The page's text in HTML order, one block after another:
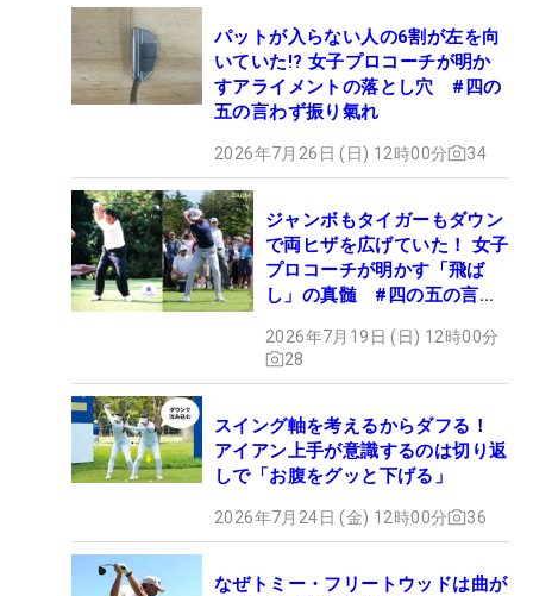
パットが入らない人の6割が左を向
いていた!? 女子プロコーチが明か
すアライメントの落とし穴 #四の
五の言わず振り氣れ
2026年7月26日 (日) 12時00分 34
ジャンボもタイガーもダウン
で両ヒザを広げていた！ 女子
プロコーチが明かす「飛ば
し」の真髄 #四の五の言わ
2026年7月19日 (日) 12時00分
28
スイング軸を考えるからダフる！
アイアン上手が意識するのは切り返
しで「お腹をグッと下げる」
2026年7月24日 (金) 12時00分 36
なぜトミー・フリートウッドは曲が